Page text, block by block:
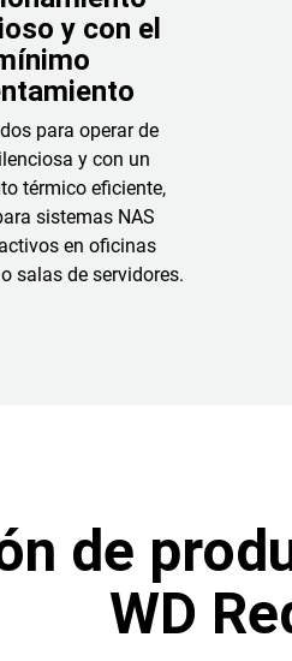
y con el
para operar de
y con un
térmico eficiente,
sistemas NAS
en oficinas
salas de servidores.
de
WD